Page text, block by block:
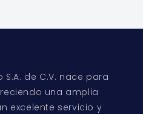
de C.V. nace para
una amplia
excelente servicio y